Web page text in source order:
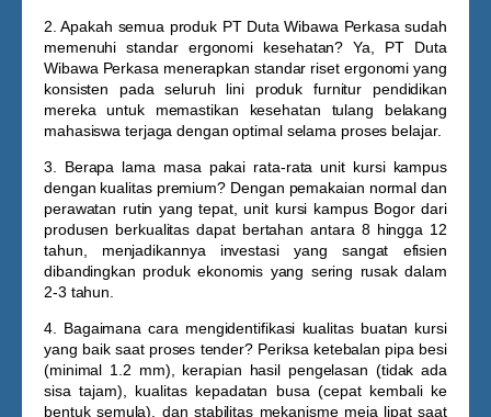
2. Apakah semua produk PT Duta Wibawa Perkasa sudah
memenuhi standar ergonomi kesehatan? Ya, PT Duta
Wibawa Perkasa menerapkan standar riset ergonomi yang
konsisten pada seluruh lini produk furnitur pendidikan
mereka untuk memastikan kesehatan tulang belakang
mahasiswa terjaga dengan optimal selama proses belajar.
3. Berapa lama masa pakai rata-rata unit kursi kampus
dengan kualitas premium? Dengan pemakaian normal dan
perawatan rutin yang tepat, unit kursi kampus Bogordari
produsen berkualitas dapat bertahan antara 8 hingga 12
tahun, menjadikannya investasi yang sangat efisien
dibandingkan produk ekonomis yang sering rusak dalam
2-3 tahun.
4. Bagaimana cara mengidentifikasi kualitas buatan kursi
yang baik saat proses tender?Periksa ketebalan pipa besi
(minimal 1.2 mm), kerapian hasil pengelasan (tidak ada
sisa tajam), kualitas kepadatan busa (cepat kembali ke
bentuk semula), dan stabilitas mekanisme meja lipat saat